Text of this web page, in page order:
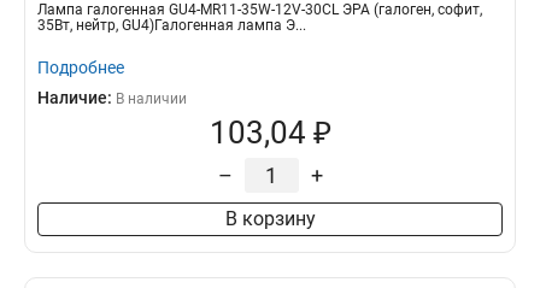
Лампа галогенная GU4-MR11-35W-12V-30CL ЭРА (галоген, софит,
35Вт, нейтр, GU4)Галогенная лампа Э...
Подробнее
Наличие: В наличии
103,04 ₽
– +
В корзину